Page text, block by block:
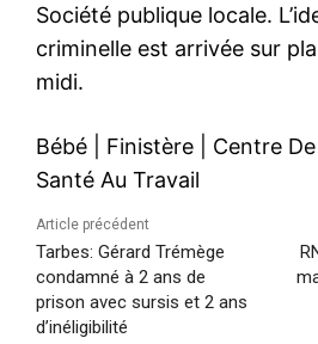
Société publique locale.
criminelle est arrivée sur
midi.
Bébé Finistère Centre
Santé Au Travail
Article précédent
Tarbes: Gérard Trémège
condamné à 2 ans de
prison avec sursis et 2 ans
d’inéligibilité